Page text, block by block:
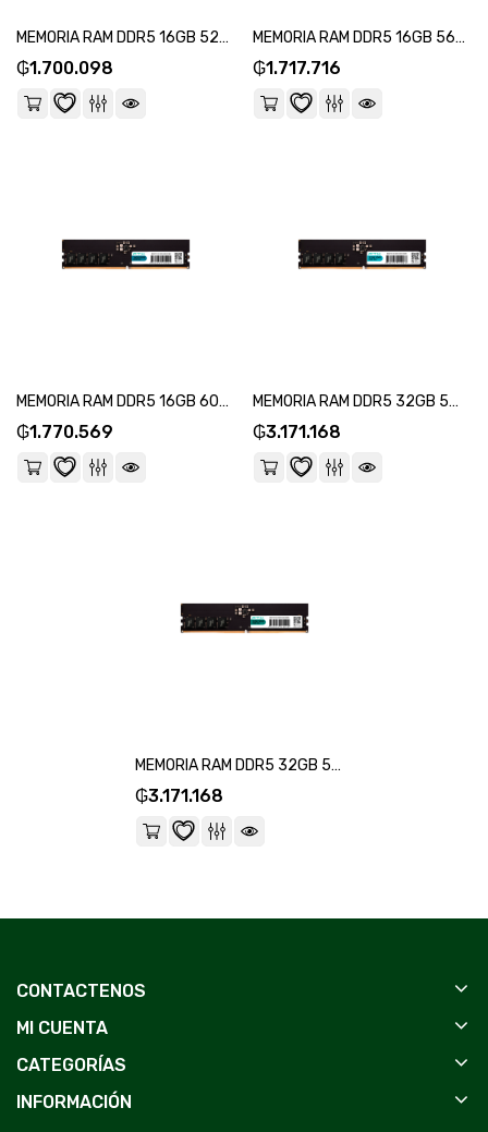
MEMORIA RAM DDR5 16GB 5200 FTX 114970-SKU:114974
₲1.700.098
MEMORIA RAM DDR5 16GB 5600 FTX 115007-SKU:115001
₲1.717.716
MEMORIA RAM DDR5 16GB 6000 FTX 115021-SKU:115025
₲1.770.569
MEMORIA RAM DDR5 32GB 5200 FTX 114987-SKU:114981
₲3.171.168
MEMORIA RAM DDR5 32GB 5600 FTX 115014-SKU:115018
₲3.171.168
CONTACTENOS
MI CUENTA
CATEGORÍAS
INFORMACIÓN